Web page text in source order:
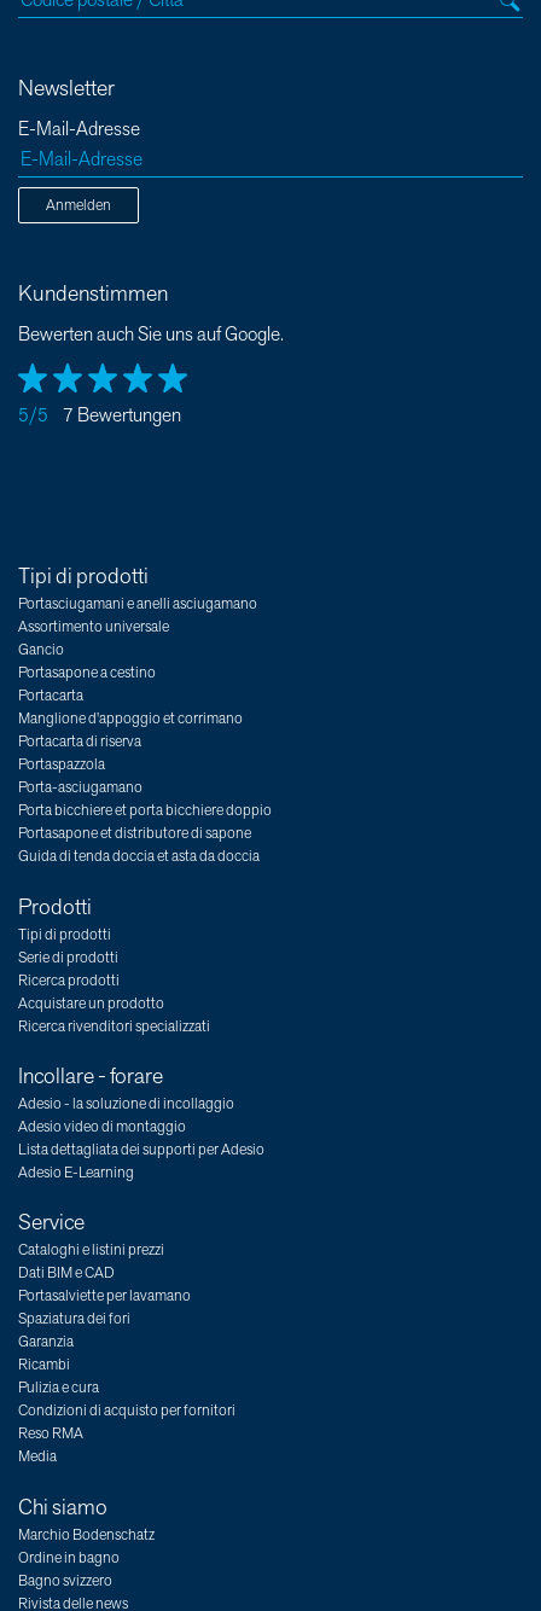
Newsletter
E-Mail-Adresse
Anmelden
Kundenstimmen
Bewerten auch Sie uns auf Google.
5/5 7 Bewertungen
Tipi di prodotti
Portasciugamani e anelli asciugamano
Assortimento universale
Gancio
Portasapone a cestino
Portacarta
Manglione d'appoggio et corrimano
Portacarta di riserva
Portaspazzola
Porta-asciugamano
Porta bicchiere et porta bicchiere doppio
Portasapone et distributore di sapone
Guida di tenda doccia et asta da doccia
Prodotti
Tipi di prodotti
Serie di prodotti
Ricerca prodotti
Acquistare un prodotto
Ricerca rivenditori specializzati
Incollare - forare
Adesio - la soluzione di incollaggio
Adesio video di montaggio
Lista dettagliata dei supporti per Adesio
Adesio E-Learning
Service
Cataloghi e listini prezzi
Dati BIM e CAD
Portasalviette per lavamano
Spaziatura dei fori
Garanzia
Ricambi
Pulizia e cura
Condizioni di acquisto per fornitori
Reso RMA
Media
Chi siamo
Marchio Bodenschatz
Ordine in bagno
Bagno svizzero
Rivista delle news